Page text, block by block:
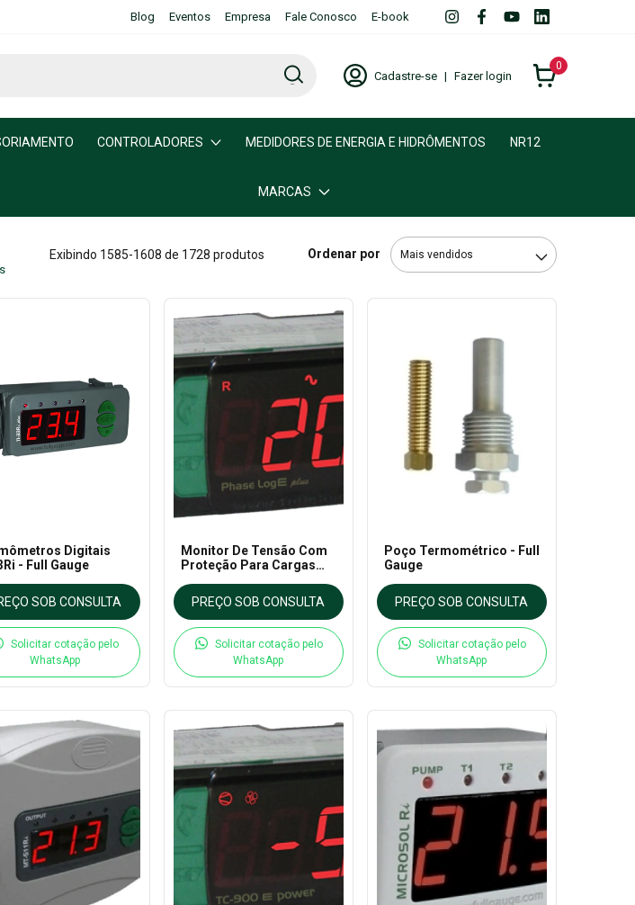
Blog Eventos Empresa Fale Conosco E-book
Cadastre-se | Fazer login
0
CONTROLADORES MEDIDORES DE ENERGIA E HIDRÔMENTOS NR12
MARCAS
Exibindo 1585-1608 de 1728 produtos Ordenar por
Digitais
- Full Gauge
SOB CONSULTA
Solicitar cotação pelo
WhatsApp
Monitor De Tensão Com
Proteção Para Cargas
- Full Gauge
PREÇO SOB CONSULTA
Solicitar cotação pelo
WhatsApp
Poço Termométrico - Full
Gauge
PREÇO SOB CONSULTA
Solicitar cotação pelo
WhatsApp